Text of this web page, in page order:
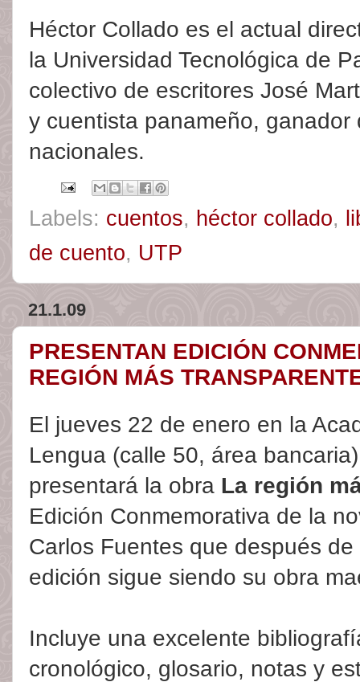
Héctor Collado es el actual
la Universidad Tecnológica de
colectivo de escritores José
y cuentista panameño, ganador
nacionales.
Labels: cuentos, héctor collado,
de cuento, UTP
21.1.09
PRESENTAN EDICIÓN
REGIÓN MÁS
El jueves 22 de enero en la
Lengua (calle 50, área
presentará la obra La región
Edición Conmemorativa de la
Carlos Fuentes que después
edición sigue siendo su obra
Incluye una excelente
cronológico, glosario, notas y